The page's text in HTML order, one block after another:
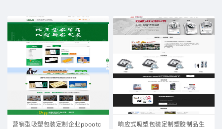
营销型吸塑包装定制企业pbootc
响应式吸塑包装定制塑胶制品生